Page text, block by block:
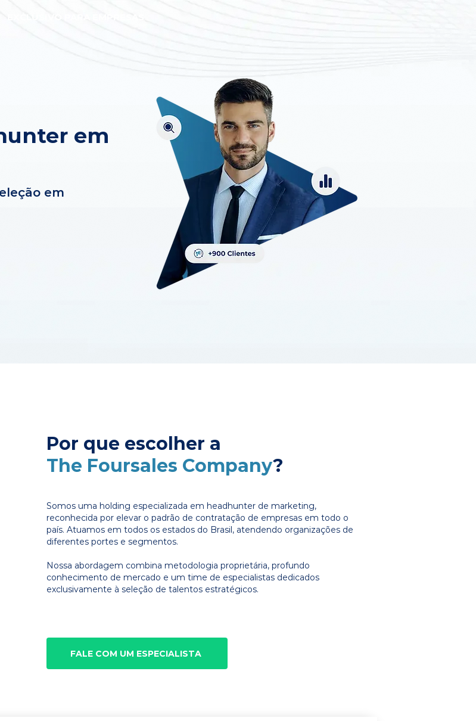
em
em
Por que escolher a
The Foursales Company?
Somos uma holding especializada em headhunter de marketing,
reconhecida por elevar o padrão de contratação de empresas em todo o
país. Atuamos em todos os estados do Brasil, atendendo organizações de
diferentes portes e segmentos.
Nossa abordagem combina metodologia proprietária, profundo
conhecimento de mercado e um time de especialistas dedicados
exclusivamente à seleção de talentos estratégicos.
FALE COM UM ESPECIALISTA